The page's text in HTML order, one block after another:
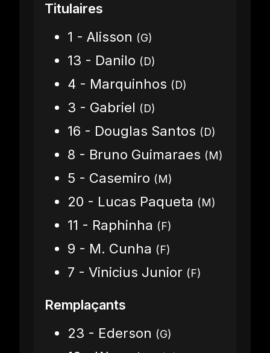
Titulaires
1 - Alisson (G)
13 - Danilo (D)
4 - Marquinhos (D)
3 - Gabriel (D)
16 - Douglas Santos (D)
8 - Bruno Guimaraes (M)
5 - Casemiro (M)
20 - Lucas Paqueta (M)
11 - Raphinha (F)
9 - M. Cunha (F)
7 - Vinicius Junior (F)
Remplaçants
23 - Ederson (G)